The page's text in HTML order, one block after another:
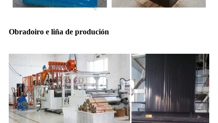
Obradoiro e liña de produción